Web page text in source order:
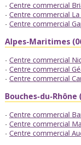
Centre commercial
Centre commercial
Centre commercial
Alpes-Maritimes
Centre commercial
Centre commercial
Centre commercial
Bouches-du-Rhône
Centre commercial
Centre commercial
Centre commercial